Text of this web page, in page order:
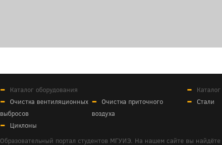
Каталог оборудования
Очистка вентиляционных
выбросов
Очистка приточного
воздуха
Циклоны
Стали
Образовательный портал студентов МГУИЭ. На нашем сайте вы